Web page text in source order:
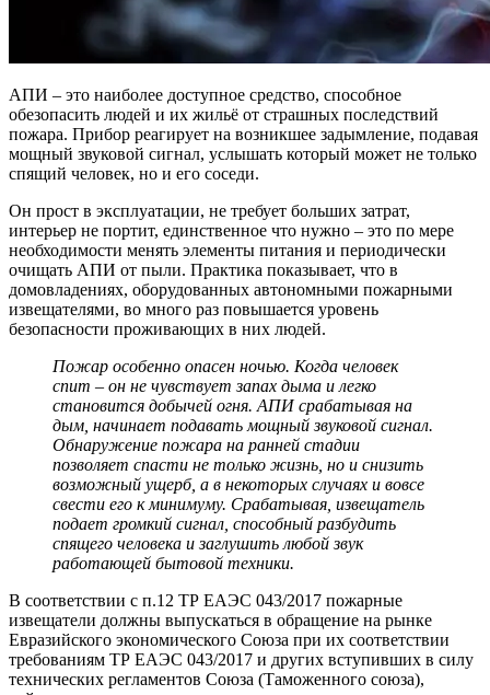
АПИ – это наиболее доступное средство, способное
обезопасить людей и их жильё от страшных последствий
пожара. Прибор реагирует на возникшее задымление, подавая
мощный звуковой сигнал, услышать который может не только
спящий человек, но и его соседи.
Он прост в эксплуатации, не требует больших затрат,
интерьер не портит, единственное что нужно – это по мере
необходимости менять элементы питания и периодически
очищать АПИ от пыли. Практика показывает, что в
домовладениях, оборудованных автономными пожарными
извещателями, во много раз повышается уровень
безопасности проживающих в них людей.
Пожар особенно опасен ночью. Когда человек
спит – он не чувствует запах дыма и легко
становится добычей огня. АПИ срабатывая на
дым, начинает подавать мощный звуковой сигнал.
Обнаружение пожара на ранней стадии
позволяет спасти не только жизнь, но и снизить
возможный ущерб, а в некоторых случаях и вовсе
свести его к минимуму. Срабатывая, извещатель
подает громкий сигнал, способный разбудить
спящего человека и заглушить любой звук
работающей бытовой техники.
В соответствии с п.12 ТР ЕАЭС 043/2017 пожарные
извещатели должны выпускаться в обращение на рынке
Евразийского экономического Союза при их соответствии
требованиям ТР ЕАЭС 043/2017 и других вступивших в силу
технических регламентов Союза (Таможенного союза),